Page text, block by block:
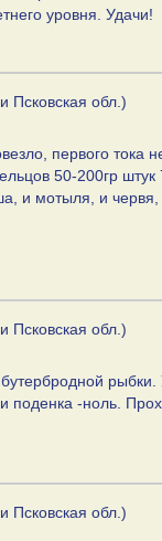
уровня. Удачи!
Псковская обл.)
первого тока
50-200гр штук
и мотыля, и червя,
Псковская обл.)
-ноль.
Псковская обл.)